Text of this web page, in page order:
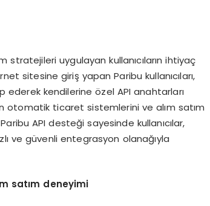
stratejileri uygulayan kullanıcıların ihtiyaç
sitesine giriş yapan Paribu kullanıcıları,
ederek kendilerine özel API anahtarları
otomatik ticaret sistemlerini ve alım satım
API desteği sayesinde kullanıcılar,
ve güvenli entegrasyon olanağıyla
satım deneyimi